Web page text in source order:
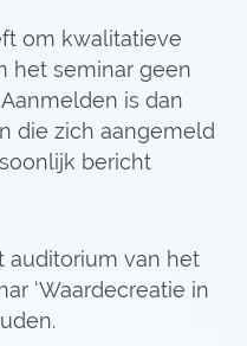
om kwalitatieve
het seminar geen
is dan
die zich aangemeld
bericht
auditorium van het
‘Waardecreatie in